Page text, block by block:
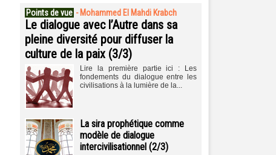
Points de vue - Mohammed El Mahdi Krabch
Le dialogue avec l’Autre dans sa
pleine diversité pour diffuser la
culture de la paix (3/3)
Lire la première partie ici : Les
fondements du dialogue entre les
civilisations à la lumière de la...
La sira prophétique comme
modèle de dialogue
intercivilisationnel (2/3)